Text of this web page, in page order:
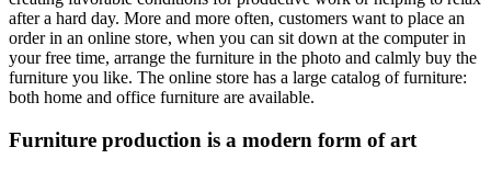
after a hard day. More and more often, customers want to place an
order in an online store, when you can sit down at the computer in
your free time, arrange the furniture in the photo and calmly buy the
furniture you like. The online store has a large catalog of furniture:
both home and office furniture are available.
Furniture production is a modern form of art